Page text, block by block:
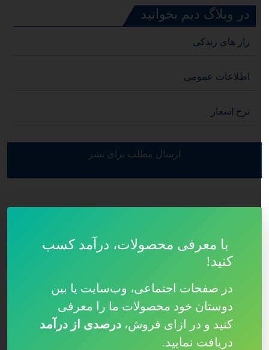
در وبلاگ دیم بخوانید
راز های زندکی
اطلاعات عمومی
نرخ اسعار
ارسال مطلب برای نشر
با معرفی محصولات، درآمد کسب
کنید!
در صفحات اجتماعی، وب‌سایت یا بین
دوستان خود محصولات ما را معرفی
کنید و در ازای فروش،درصدی از درآمد
دریافت نمایید.